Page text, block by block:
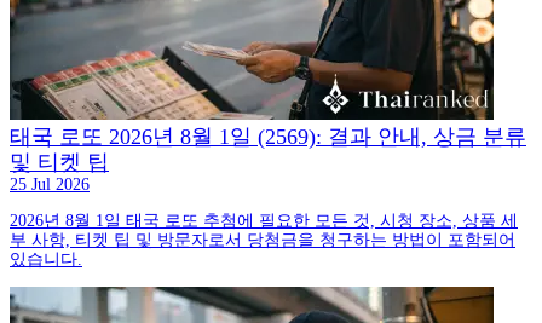
태국 로또 2026년 8월 1일 (2569): 결과 안내, 상금 분류
및 티켓 팁
25 Jul 2026
2026년 8월 1일 태국 로또 추첨에 필요한 모든 것, 시청 장소, 상품 세
부 사항, 티켓 팁 및 방문자로서 당첨금을 청구하는 방법이 포함되어
있습니다.